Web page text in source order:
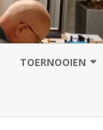
TOERNOOIEN